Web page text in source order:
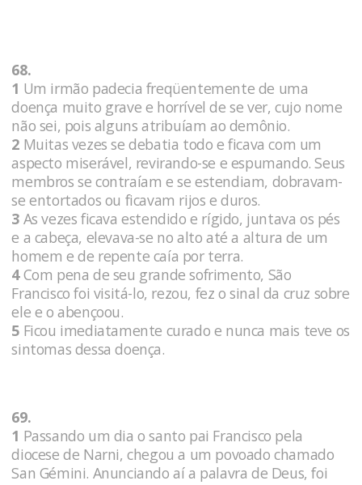
68.
1 Um irmão padecia freqüentemente de uma
doença muito grave e horrível de se ver, cujo nome
não sei, pois alguns atribuíam ao demônio.
2 Muitas vezes se debatia todo e ficava com um
aspecto miserável, revirando-se e espumando. Seus
membros se contraíam e se estendiam, dobravam-
se entortados ou ficavam rijos e duros.
3 As vezes ficava estendido e rígido, juntava os pés
e a cabeça, elevava-se no alto até a altura de um
homem e de repente caía por terra.
4Com pena de seu grande sofrimento, São
Francisco foi visitá-lo, rezou, fez o sinal da cruz sobre
ele e o abençoou.
5 Ficou imediatamente curado e nunca mais teve os
sintomas dessa doença.
69.
1 Passando um dia o santo pai Francisco pela
diocese de Narni, chegou a um povoado chamado
San Gémini. Anunciando aí a palavra de Deus, foi